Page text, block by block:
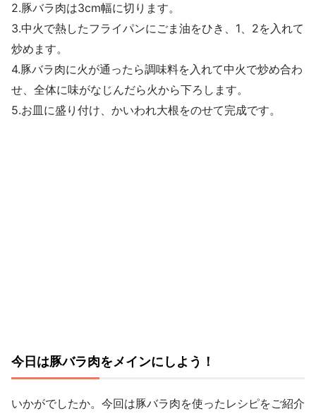
2.豚バラ肉は3cm幅に切ります。
3.中火で熱したフライパンにごま油をひき、1、2を入れて
炒めます。
4.豚バラ肉に火が通ったら調味料を入れて中火で炒め合わ
せ、全体に味がなじんだら火から下ろします。
5.お皿に盛り付け、かいわれ大根をのせて完成です。
今日は豚バラ肉をメインにしよう！
いかがでしたか。今回は豚バラ肉を使ったレシピをご紹介